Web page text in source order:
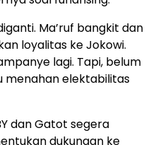
Ma’ruf bangkit dan
loyalitas ke Jokowi.
lagi. Tapi, belum
elektabilitas
dan Gatot segera
dukungan ke